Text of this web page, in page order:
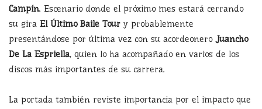
Campín. Escenario donde el próximo mes estará cerrando
su gira El Último Baile Tour y probablemente
presentándose por última vez con su acordeonero Juancho
De La Espriella, quien lo ha acompañado en varios de los
discos más importantes de su carrera.
La portada también reviste importancia por el impacto que